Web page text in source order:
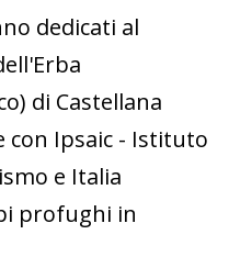
dedicati al
di Castellana
con Ipsaic - Istituto
e Italia
profughi in